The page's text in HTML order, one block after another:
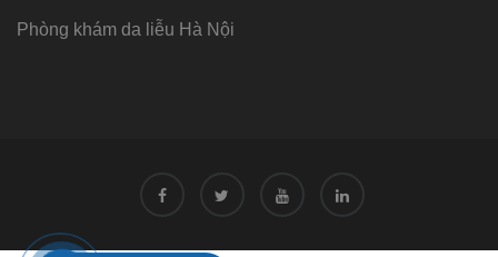
Phòng khám da liễu Hà Nội